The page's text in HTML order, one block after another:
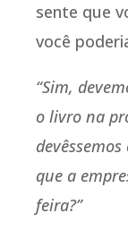
sente que
você
“Sim,
o livro na
que a
feira?”